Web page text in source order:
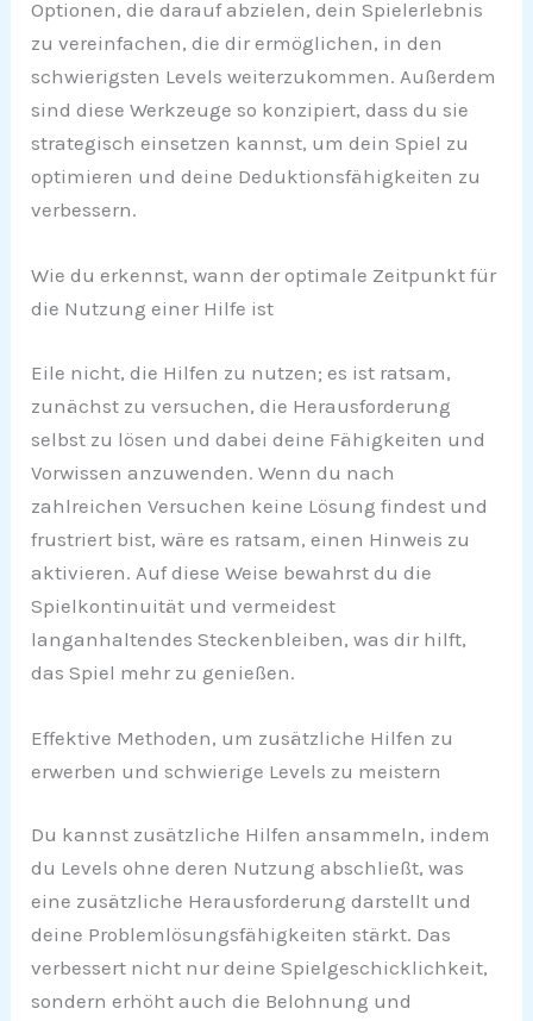
Optionen, die darauf abzielen, dein Spielerlebnis
zu vereinfachen, die dir ermöglichen, in den
schwierigsten Levels weiterzukommen. Außerdem
sind diese Werkzeuge so konzipiert, dass du sie
strategisch einsetzen kannst, um dein Spiel zu
optimieren und deine Deduktionsfähigkeiten zu
verbessern.
Wie du erkennst, wann der optimale Zeitpunkt für
die Nutzung einer Hilfe ist
Eile nicht, die Hilfen zu nutzen; es ist ratsam,
zunächst zu versuchen, die Herausforderung
selbst zu lösen und dabei deine Fähigkeiten und
Vorwissen anzuwenden. Wenn du nach
zahlreichen Versuchen keine Lösung findest und
frustriert bist, wäre es ratsam, einen Hinweis zu
aktivieren. Auf diese Weise bewahrst du die
Spielkontinuität und vermeidest
langanhaltendes Steckenbleiben, was dir hilft,
das Spiel mehr zu genießen.
Effektive Methoden, um zusätzliche Hilfen zu
erwerben und schwierige Levels zu meistern
Du kannst zusätzliche Hilfen ansammeln, indem
du Levels ohne deren Nutzung abschließt, was
eine zusätzliche Herausforderung darstellt und
deine Problemlösungsfähigkeiten stärkt. Das
verbessert nicht nur deine Spielgeschicklichkeit,
sondern erhöht auch die Belohnung und